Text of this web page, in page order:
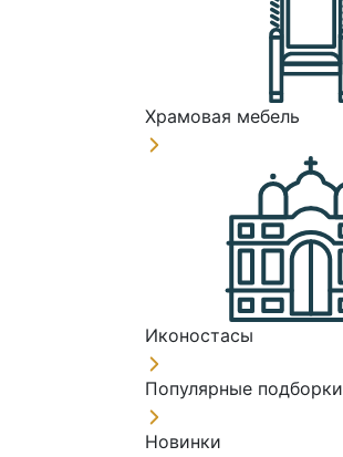
Храмовая мебель
Иконостасы
Популярные подборки
Новинки